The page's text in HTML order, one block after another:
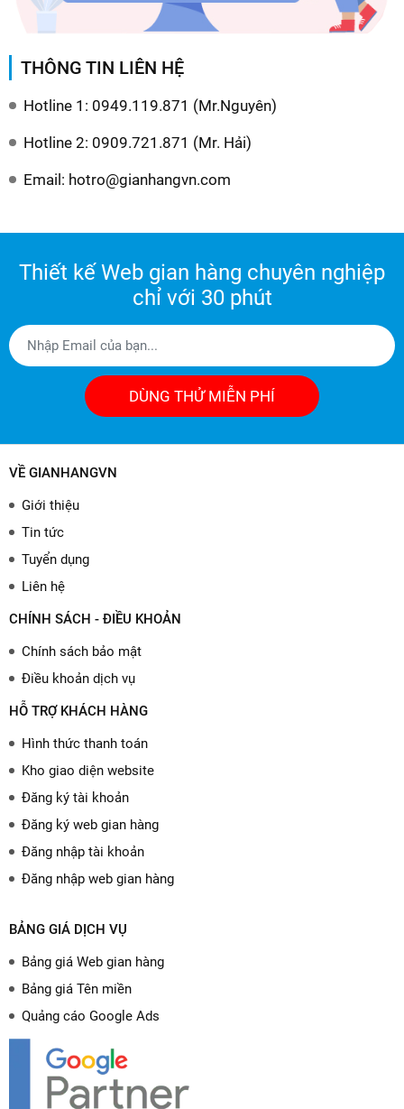
THÔNG TIN LIÊN HỆ
Hotline 1: 0949.119.871 (Mr.Nguyên)
Hotline 2: 0909.721.871 (Mr. Hải)
Email: hotro@gianhangvn.com
Thiết kế Web gian hàng chuyên nghiệp
chỉ với 30 phút
DÙNG THỬ MIỄN PHÍ
VỀ GIANHANGVN
Giới thiệu
Tin tức
Tuyển dụng
Liên hệ
CHÍNH SÁCH - ĐIỀU KHOẢN
Chính sách bảo mật
Điều khoản dịch vụ
HỖ TRỢ KHÁCH HÀNG
Hình thức thanh toán
Kho giao diện website
Đăng ký tài khoản
Đăng ký web gian hàng
Đăng nhập tài khoản
Đăng nhập web gian hàng
BẢNG GIÁ DỊCH VỤ
Bảng giá Web gian hàng
Bảng giá Tên miền
Quảng cáo Google Ads